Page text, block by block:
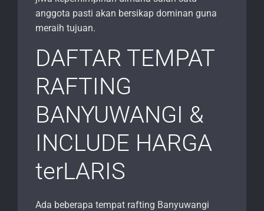
anggota pasti akan bersikap dominan guna
meraih tujuan.
DAFTAR TEMPAT
RAFTING
BANYUWANGI &
INCLUDE HARGA
terLARIS
Ada beberapa tempat rafting Banyuwangi